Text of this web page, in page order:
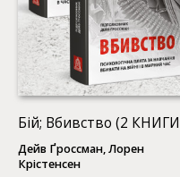
Бій; Вбивство (2
Дейв Ґроссман, Лорен
Крістенсен